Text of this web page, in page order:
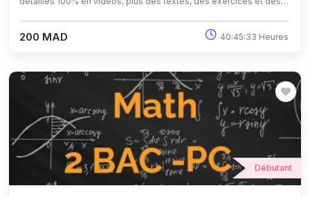
d'apprendre à son propre rythme grâce à l'auto-apprentissage et
200 MAD 40:45:33 Heures
Débutant